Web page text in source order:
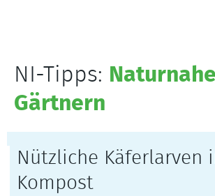
NI-Tipps:
Gärtnern
Nützliche Käferlarven
Kompost